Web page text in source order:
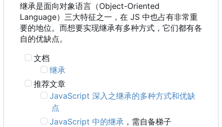
继承是面向对象语言 （Object-Oriented
Language） 三大特征之一 ， 在 JS 中也占有非常重
要的地位。而想要实现继承有多种方式，它们都有各
自的优缺点。
文档
继承
推荐文章
JavaScript 深入之继承的多种方式和优缺
点
JavaScript 中的继承 ，需自备梯子